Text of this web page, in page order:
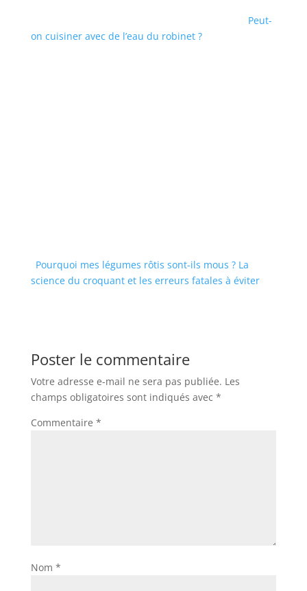
Peut-
on cuisiner avec de l’eau du robinet ?
Pourquoi mes légumes rôtis sont-ils mous ? La
science du croquant et les erreurs fatales à éviter
Poster le commentaire
Votre adresse e-mail ne sera pas publiée. Les
champs obligatoires sont indiqués avec *
Commentaire *
Nom *